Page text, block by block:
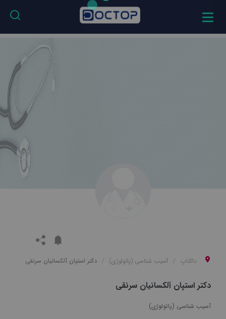
داکتاپ آسیب شناسی (پاتولوژی) دکتر استپان آلکسانیان سرنقی
دکتر استپان آلکسانیان سرنقی
آسیب شناسی (پاتولوژی)